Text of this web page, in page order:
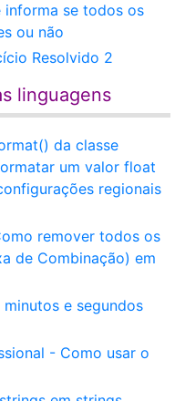
informa se todos os
ou não
Resolvido 2
linguagens
da classe
um valor float
regionais
remover todos os
de Combinação) em
e segundos
- Como usar o